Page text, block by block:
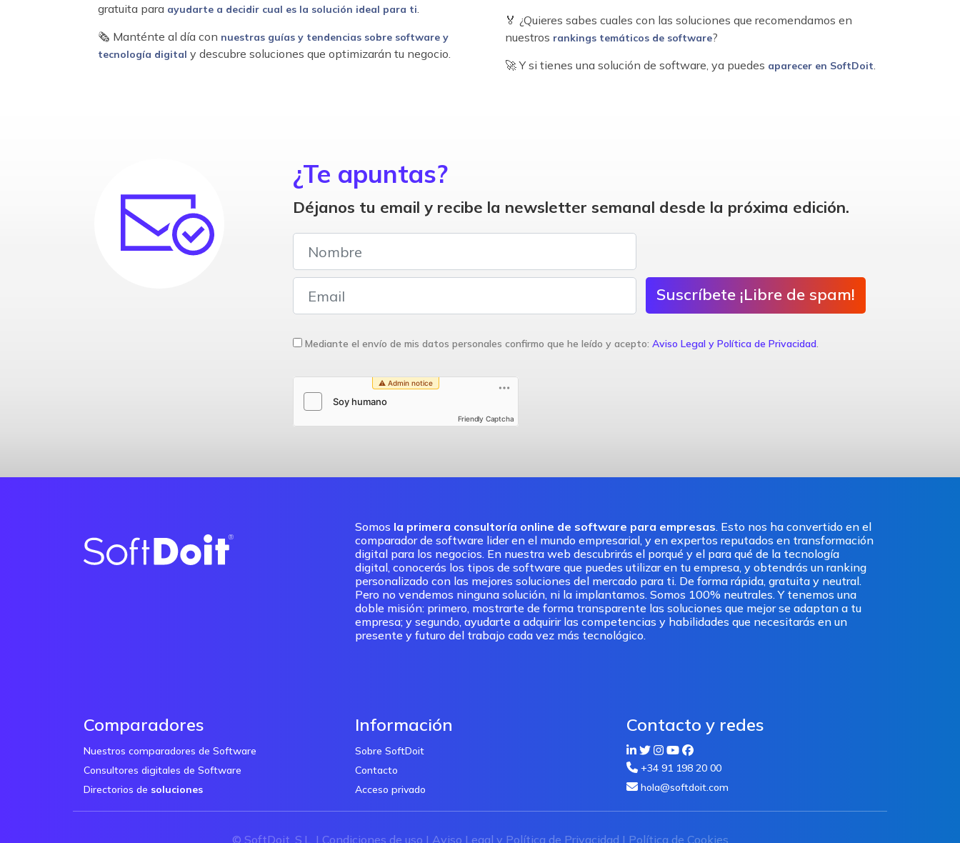
gratuita para ayudarte a decidir cual es la solución ideal para ti.
🗞 Manténte al día con nuestras guías y tendencias sobre software y
tecnología digital y descubre soluciones que optimizarán tu negocio.
🏅 ¿Quieres sabes cuales con las soluciones que recomendamos en
nuestros rankings temáticos de software?
🚀 Y si tienes una solución de software, ya puedes aparecer en SoftDoit.
¿Te apuntas?
Déjanos tu email y recibe la newsletter semanal desde la próxima edición.
Suscríbete ¡Libre de spam!
Mediante el envío de mis datos personales confirmo que he leído y acepto: Aviso Legal y Política de Privacidad.
Friendly Captcha
Somos la primera consultoría online de software para empresas. Esto nos ha convertido en el
comparador de software lider en el mundo empresarial, y en expertos reputados en transformación
digital para los negocios. En nuestra web descubrirás el porqué y el para qué de la tecnología
digital, conocerás los tipos de software que puedes utilizar en tu empresa, y obtendrás un ranking
personalizado con las mejores soluciones del mercado para ti. De forma rápida, gratuita y neutral.
Pero no vendemos ninguna solución, ni la implantamos. Somos 100% neutrales. Y tenemos una
doble misión: primero, mostrarte de forma transparente las soluciones que mejor se adaptan a tu
empresa; y segundo, ayudarte a adquirir las competencias y habilidades que necesitarás en un
presente y futuro del trabajo cada vez más tecnológico.
Comparadores
Nuestros comparadores de Software
Consultores digitales de Software
Directorios de soluciones
Información
Sobre SoftDoit
Contacto
Acceso privado
Contacto y redes
+34 91 198 20 00
hola@softdoit.com
© SoftDoit, S.L. | Condiciones de uso | Aviso Legal y Política de Privacidad | Política de Cookies